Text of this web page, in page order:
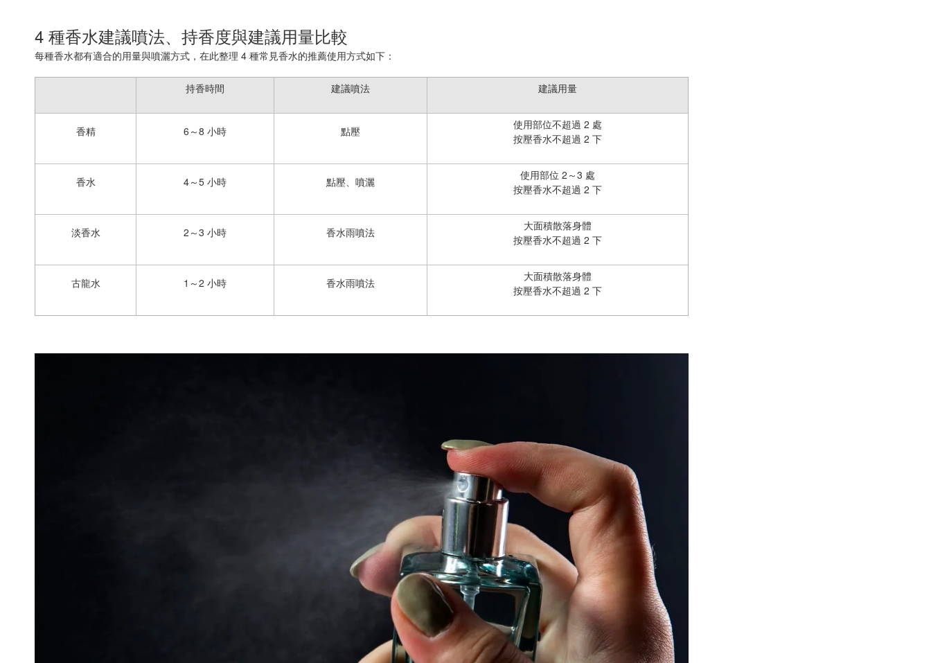
4 種香水建議噴法、持香度與建議用量比較
每種香水都有適合的用量與噴灑方式，在此整理 4 種常見香水的推薦使用方式如下：
持香時間 建議噴法 建議用量
香精 6～8 小時 點壓
使用部位不超過 2 處
按壓香水不超過 2 下
香水 4～5 小時 點壓、噴灑
使用部位 2～3 處
按壓香水不超過 2 下
淡香水 2～3 小時 香水雨噴法
大面積散落身體
按壓香水不超過 2 下
古龍水 1～2 小時 香水雨噴法
大面積散落身體
按壓香水不超過 2 下